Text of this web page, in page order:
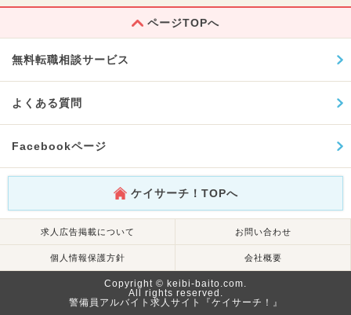
ページTOPへ
無料転職相談サービス
よくある質問
Facebookページ
ケイサーチ！TOPへ
求人広告掲載について お問い合わせ
個人情報保護方針 会社概要
Copyright © keibi-baito.com.
All rights reserved.
警備員アルバイト求人サイト『ケイサーチ！』